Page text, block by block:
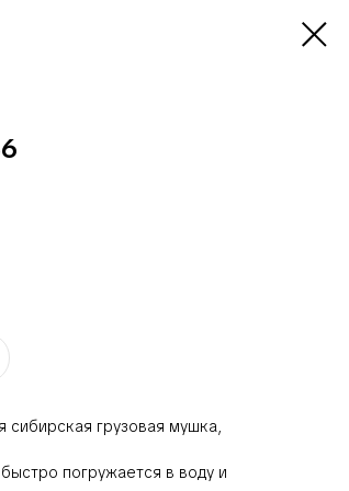
сибирская грузовая мушка,
погружается в воду и